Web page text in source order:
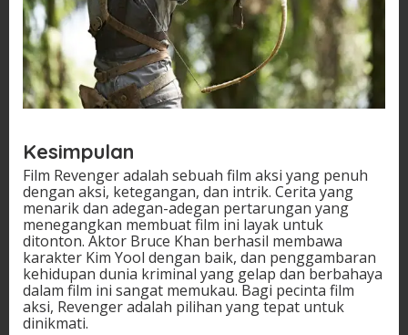
Kesimpulan
Film Revenger adalah sebuah film aksi yang penuh
dengan aksi, ketegangan, dan intrik. Cerita yang
menarik dan adegan-adegan pertarungan yang
menegangkan membuat film ini layak untuk
ditonton. Aktor Bruce Khan berhasil membawa
karakter Kim Yool dengan baik, dan penggambaran
kehidupan dunia kriminal yang gelap dan berbahaya
dalam film ini sangat memukau. Bagi pecinta film
aksi, Revenger adalah pilihan yang tepat untuk
dinikmati.